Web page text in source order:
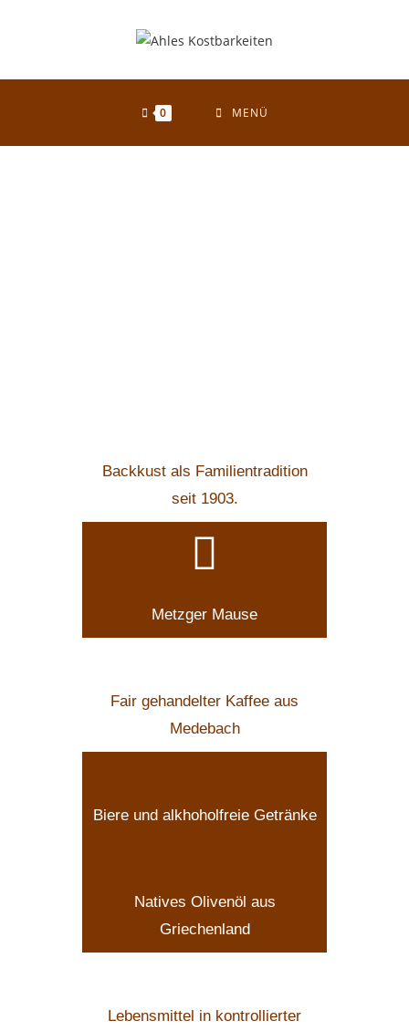
0 MENÜ
Backkust als Familientradition
seit 1903.
Metzger Mause
Fair gehandelter Kaffee aus
Medebach
Biere und alkhoholfreie Getränke
Natives Olivenöl aus
Griechenland
Lebensmittel in kontrollierter